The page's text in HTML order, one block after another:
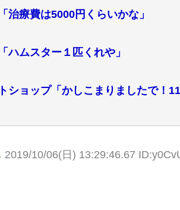
治療費は5000円くらいかな」
ハムスター１匹くれや」
ショップ「かしこまりましたで！
2019/10/06(日) 13:29:46.67